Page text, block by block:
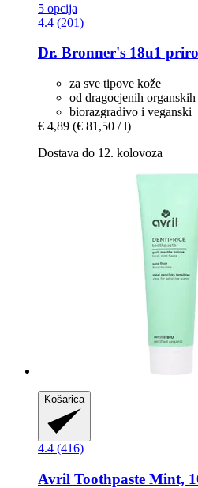
5 opcija
4.4 (201)
Dr. Bronner's 18u1
za sve tipove kože
od dragocjenih organskih
biorazgradivo i veganski
€ 4,89 (€ 81,50 / l)
Dostava do 12. kolovoza
Košarica
4.4 (416)
Avril Toothpaste Mint,